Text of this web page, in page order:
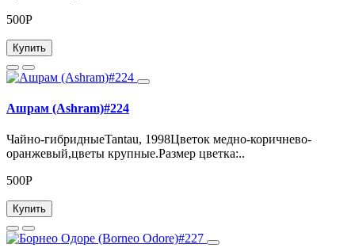
500Р
Купить
Ашрам (Ashram)#224
Чайно-гибридныеTantau, 1998Цветок медно-коричнево-
оранжевый,цветы крупные.Размер цветка:..
500Р
Купить